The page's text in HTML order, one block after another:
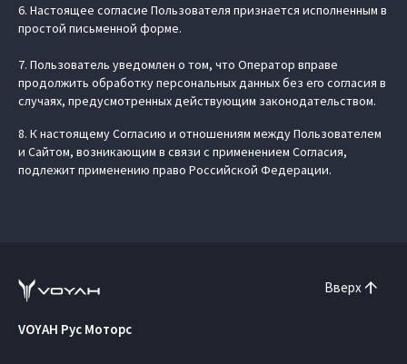
6. Настоящее согласие Пользователя признается исполненным в
простой письменной форме.
7. Пользователь уведомлен о том, что Оператор вправе
продолжить обработку персональных данных без его согласия в
случаях, предусмотренных действующим законодательством.
8. К настоящему Согласию и отношениям между Пользователем
и Сайтом, возникающим в связи с применением Согласия,
подлежит применению право Российской Федерации.
Вверх
VOYAH Рус Моторс